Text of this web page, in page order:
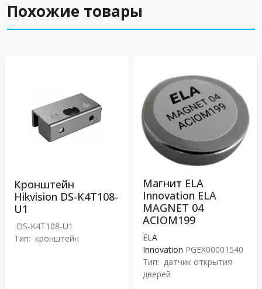
Похожие товары
Кронштейн
Hikvision DS-K4T108-
U1
DS-K4T108-U1
Тип: кронштейн
Магнит ELA
Innovation ELA
MAGNET 04
ACIOM199
ELA
Innovation PGEX00001540
Тип: датчик открытия
дверей